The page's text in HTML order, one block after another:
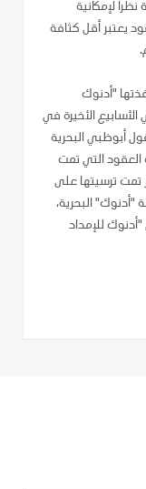
لإمكانية
يعتبر أقل كثافة
"أدنوك
الأسابيع الأخيرة في
أبوظبي البحرية
العقود التي تمت
عن 3.4 مليار دولار تمت ترسيتها على
"أدنوك" البحرية،
على "أدنوك للإمداد